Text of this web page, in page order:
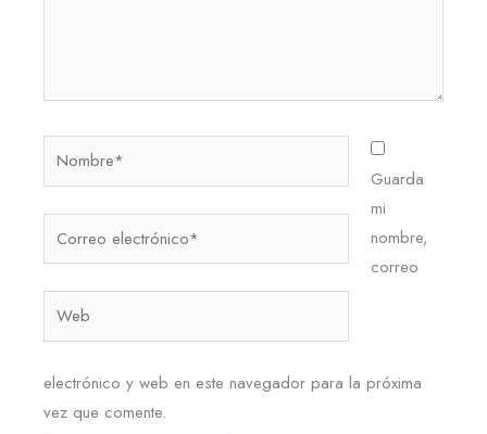
Nombre*
Guarda
mi
nombre,
correo
electrónico y web en este navegador para la próxima
vez que comente.